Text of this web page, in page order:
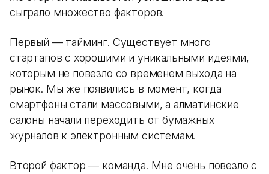
сыграло множество факторов.
Первый — тайминг. Существует много
стартапов с хорошими и уникальными идеями,
которым не повезло со временем выхода на
рынок. Мы же появились в момент, когда
смартфоны стали массовыми, а алматинские
салоны начали переходить от бумажных
журналов к электронным системам.
Второй фактор — команда. Мне очень повезло с